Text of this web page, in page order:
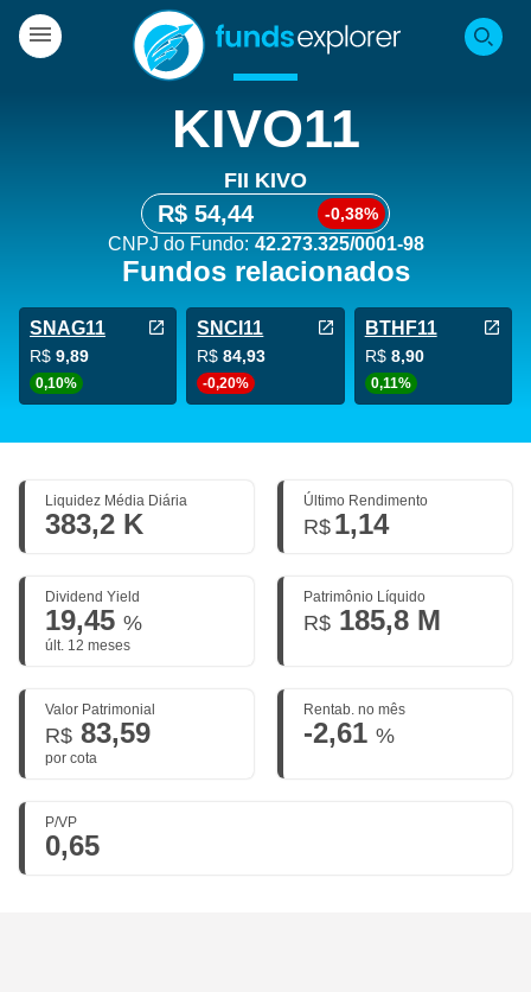
KIVO11
FII KIVO
R$ 54,44 -0,38%
CNPJ do Fundo: 42.273.325/0001-98
Fundos relacionados
SNAG11
R$ 9,89
0,10%
SNCI11
R$84,93
-0,20%
BTHF11
R$ 8,90
0,11%
Liquidez Média Diária
383,2 K
Último Rendimento
R$ 1,14
Dividend Yield
19,45 %
últ. 12 meses
Patrimônio Líquido
R$ 185,8 M
Valor Patrimonial
R$ 83,59
por cota
Rentab. no mês
-2,61 %
P/VP
0,65